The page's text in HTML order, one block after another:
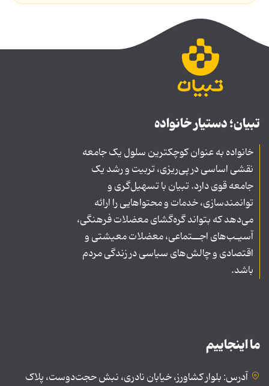
تبیان؛ دستیار خانواده
خانواده به عنوان کوچکترین سلول یک جامعه
نقشی اساسی در پی‌ریزی، تربیت و رشد یک
جامعه قوی دارد. تبیان با تسهیل‌گری و
توانمندسازی، خدمات و محتواهایی را ارائه
می‌دهد که بتواند گره‌گشای معضلات فرهنگی،
آسیـب‌های اجــتماعی، معضلات معیشتی و
اقتصادی و چالش‌های سیاسی در زندگی مردم
باشد.
ما اینجاییم
آدرس: بلوار کشاورز، خیابان نادری، نبش حجت‌دوست، پلاک